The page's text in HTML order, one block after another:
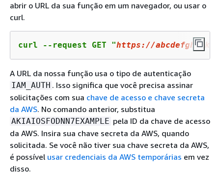
abrir o URL da sua função em um navegador, ou usar o
curl.
curl --request GET "https://abcdefghijklm
A URL da nossa função usa o tipo de autenticação
IAM_AUTH . Isso significa que você precisa assinar
solicitações com sua chave de acesso e chave secreta
da AWS. No comando anterior, substitua
AKIAIOSFODNN7EXAMPLE pela ID da chave de acesso
da AWS. Insira sua chave secreta da AWS, quando
solicitada. Se você não tiver sua chave secreta da AWS,
é possível usar credenciais da AWS temporárias em vez
disso.